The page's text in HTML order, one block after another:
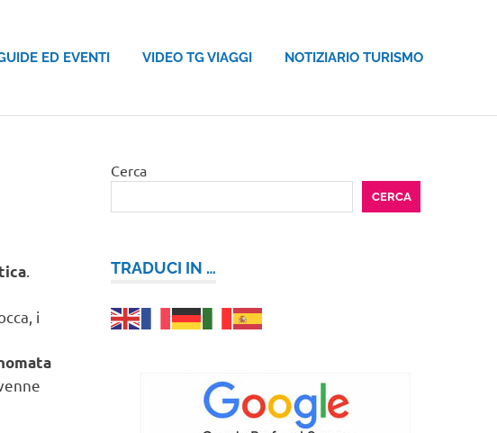
ED EVENTI VIDEO TG VIAGGI NOTIZIARIO TURISMO
i
Cerca
CERCA
TRADUCI IN …